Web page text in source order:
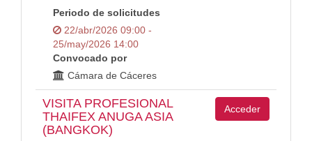
Periodo de solicitudes
22/abr/2026 09:00 -
25/may/2026 14:00
Convocado por
Cámara de Cáceres
VISITA PROFESIONAL
THAIFEX ANUGA ASIA
(BANGKOK)
Acceder